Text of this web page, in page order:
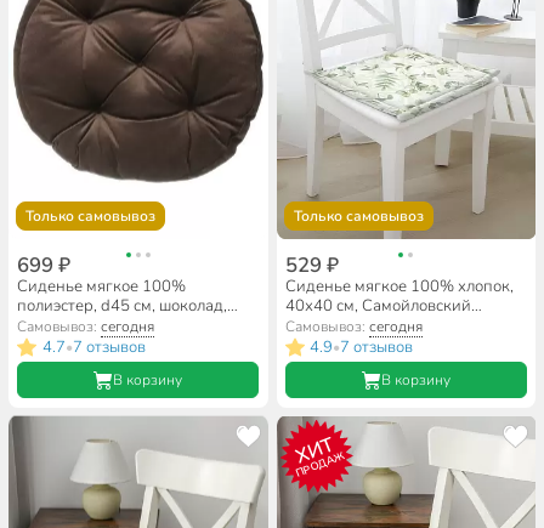
Только самовывоз
699 ₽
Сиденье мягкое 100%
полиэстер, d45 см, шоколад,
Классика Круглая, 561640
Самовывоз:сегодня
4.7•7 отзывов
В корзину
Только самовывоз
529 ₽
Сиденье мягкое 100% хлопок,
40х40 см, Самойловский
текстиль, Дендра, 790354
Самовывоз: сегодня
4.9•7 отзывов
В корзину
ХИТ
ПРОДАЖ